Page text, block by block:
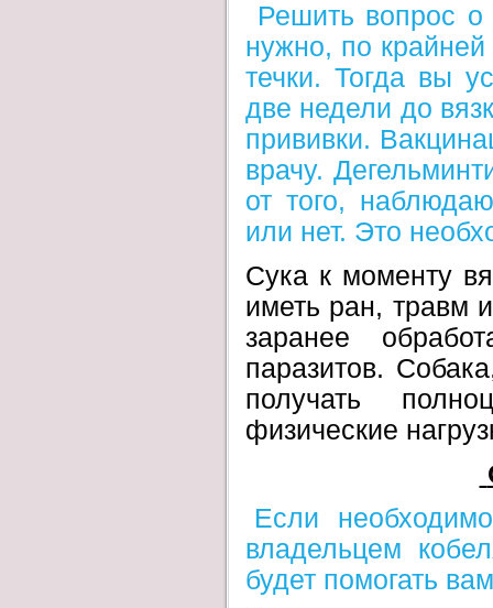
Решить вопрос о
нужно, по
течки. Тогда вы
две недели до
прививки.
врачу.
от того,
или нет. Это
Сука к моменту
иметь ран, травм
заранее
паразитов.
получать
физические
Если
владельцем
будет помогать